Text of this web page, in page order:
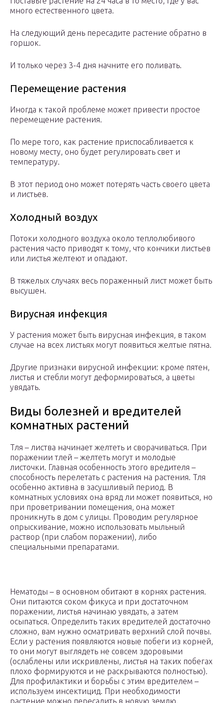
много естественного цвета.
На следующий день пересадите растение обратно в
горшок.
И только через 3-4 дня начните его поливать.
Перемещение растения
Иногда к такой проблеме может привести простое
перемещение растения.
По мере того, как растение приспосабливается к
новому месту, оно будет регулировать свет и
температуру.
В этот период оно может потерять часть своего цвета
и листьев.
Холодный воздух
Потоки холодного воздуха около теплолюбивого
растения часто приводят к тому, что кончики листьев
или листья желтеют и опадают.
В тяжелых случаях весь пораженный лист может быть
высушен.
Вирусная инфекция
У растения может быть вирусная инфекция, в таком
случае на всех листьях могут появиться желтые пятна.
Другие признаки вирусной инфекции: кроме пятен,
листья и стебли могут деформироваться, а цветы
увядать.
Виды болезней и вредителей
комнатных растений
Тля – листва начинает желтеть и сворачиваться. При
поражении тлей – желтеть могут и молодые
листочки. Главная особенность этого вредителя –
способность перелетать с растения на растения. Тля
особенно активна в засушливый период. В
комнатных условиях она вряд ли может появиться, но
при проветривании помещения, она может
проникнуть в дом с улицы. Проводим регулярное
опрыскивание, можно использовать мыльный
раствор (при слабом поражении), либо
специальными препаратами.
Нематоды – в основном обитают в корнях растения.
Они питаются соком фикуса и при достаточном
поражении, листья начинаю увядать, а затем
осыпаться. Определить таких вредителей достаточно
сложно, вам нужно осматривать верхний слой почвы.
Если у растения появляются новые побеги из корней,
то они могут выглядеть не совсем здоровыми
(ослаблены или искривлены, листья на таких побегах
плохо формируются и не раскрываются полностью).
Для профилактики и борьбы с этим вредителем –
используем инсектицид. При необходимости
растение можно пересадить в новую землю,